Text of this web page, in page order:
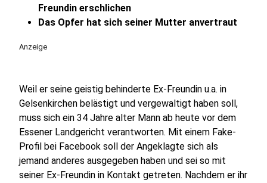
Freundin erschlichen
Das Opfer hat sich seiner Mutter anvertraut
Anzeige
Weil er seine geistig behinderte Ex-Freundin u.a. in
Gelsenkirchen belästigt und vergewaltigt haben soll,
muss sich ein 34 Jahre alter Mann ab heute vor dem
Essener Landgericht verantworten. Mit einem Fake-
Profil bei Facebook soll der Angeklagte sich als
jemand anderes ausgegeben haben und sei so mit
seiner Ex-Freundin in Kontakt getreten. Nachdem er ihr